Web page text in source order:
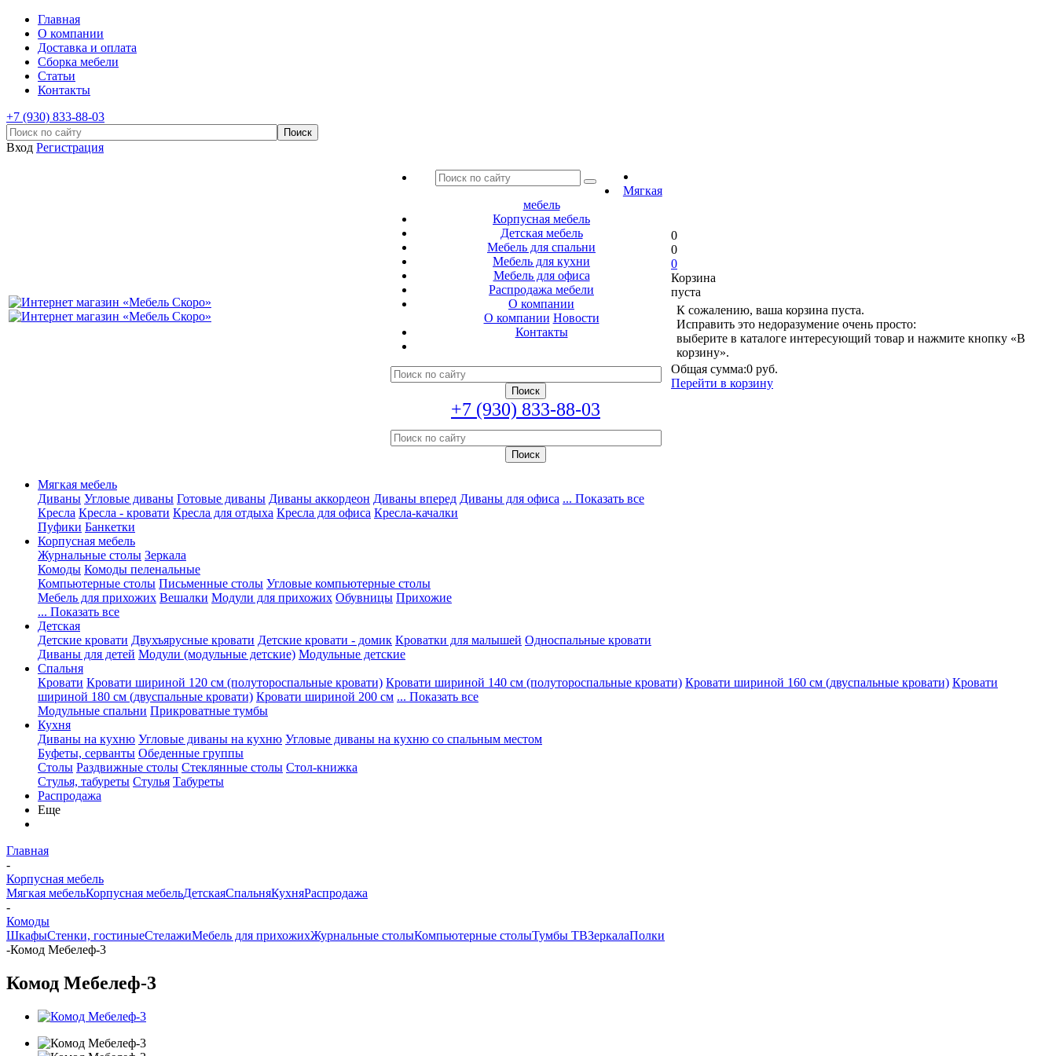
Главная
О компании
Доставка и оплата
Сборка мебели
Статьи
Контакты
+7 (930) 833-88-03
Вход Регистрация
Мягкая
мебель
Корпусная мебель
Детская мебель
Мебель для спальни
Мебель для кухни
Мебель для офиса
Распродажа мебели
О компании
О компании Новости
Контакты
+7 (930) 833-88-03
0
0
0
Корзина
пуста
К сожалению, ваша корзина пуста.
Исправить это недоразумение очень просто:
выберите в каталоге интересующий товар и нажмите кнопку «В
корзину».
Общая сумма:0 руб.
Перейти в корзину
Мягкая мебель
Диваны Угловые диваны Готовые диваны Диваны аккордеон Диваны вперед Диваны для офиса ... Показать все
Кресла Кресла - кровати Кресла для отдыха Кресла для офиса Кресла-качалки
Пуфики Банкетки
Корпусная мебель
Журнальные столы Зеркала
Комоды Комоды пеленальные
Компьютерные столы Письменные столы Угловые компьютерные столы
Мебель для прихожих Вешалки Модули для прихожих Обувницы Прихожие
... Показать все
Детская
Детские кровати Двухъярусные кровати Детские кровати - домик Кроватки для малышей Односпальные кровати
Диваны для детей Модули (модульные детские) Модульные детские
Спальня
Кровати Кровати шириной 120 см (полутороспальные кровати) Кровати шириной 140 см (полутороспальные кровати) Кровати шириной 160 см (двуспальные кровати) Кровати
шириной 180 см (двуспальные кровати) Кровати шириной 200 см ... Показать все
Модульные спальни Прикроватные тумбы
Кухня
Диваны на кухню Угловые диваны на кухню Угловые диваны на кухню со спальным местом
Буфеты, серванты Обеденные группы
Столы Раздвижные столы Стеклянные столы Стол-книжка
Стулья, табуреты Стулья Табуреты
Распродажа
Еще
Главная
-
Корпусная мебель
Мягкая мебельКорпусная мебельДетскаяСпальняКухняРаспродажа
-
Комоды
ШкафыСтенки, гостиныеСтелажиМебель для прихожихЖурнальные столыКомпьютерные столыТумбы ТВЗеркалаПолки
-Комод Мебелеф-3
Комод Мебелеф-3